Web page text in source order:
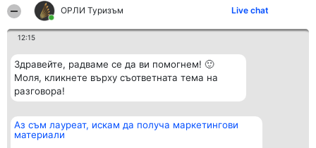
ОРЛИ Туризъм Live chat
12:15
Здравейте, радваме се да ви помогнем! 🙂
Моля, кликнете върху съответната тема на
разговора!
Аз съм лауреат, искам да получа маркетингови
материали
Организатор на
класиране
Класация Контакти